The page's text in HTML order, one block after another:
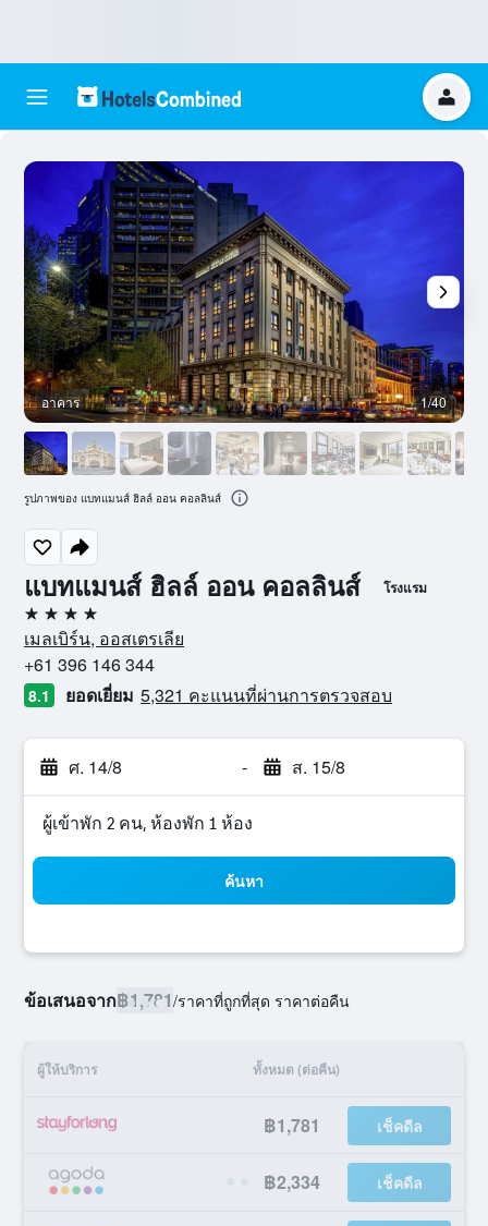
แบทแมนส์ ฮิลล์ ออน คอลลินส์ โรงแรม
4 ดาว
เมลเบิร์น, ออสเตรเลีย
+61 396 146 344
8.1 ยอดเยี่ยม 5,321 คะแนนที่ผ่านการตรวจสอบ
ศ. 14/8 - ส. 15/8
ผู้เข้าพัก 2 คน, ห้องพัก 1 ห้อง
ค้นหา
ข้อเสนอจาก฿1,781/ราคาที่ถูกที่สุด ราคาต่อคืน
ผู้ให้บริการ ทั้งหมด (ต่อคืน)
฿1,781 เช็คดีล
฿2,334 เช็คดีล
อาคาร 1/40
รูปภาพของ แบทแมนส์ ฮิลล์ ออน คอลลินส์